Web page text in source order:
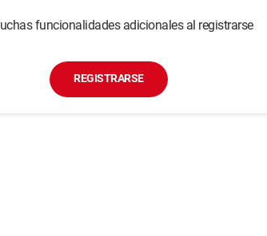
funcionalidades adicionales al registrarse
REGISTRARSE